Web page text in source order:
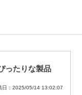
ったりな製品
日：2025/05/14 13:02:07